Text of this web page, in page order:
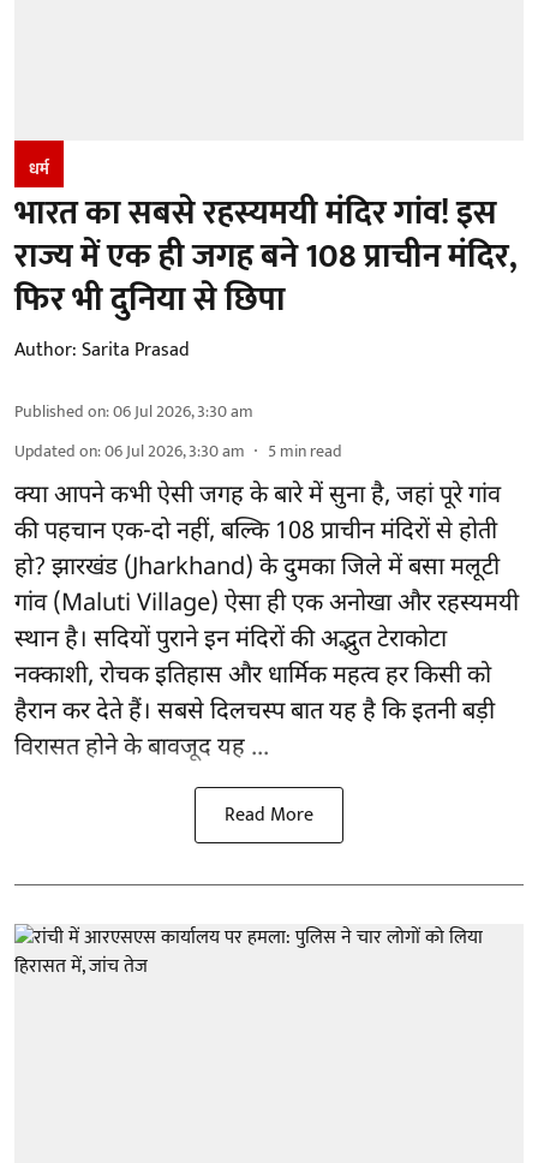
धर्म
भारत का सबसे रहस्यमयी मंदिर गांव! इस
राज्य में एक ही जगह बने 108 प्राचीन मंदिर,
फिर भी दुनिया से छिपा
Author:Sarita Prasad
Published on:06 Jul 2026, 3:30 am
Updated on:06 Jul 2026, 3:30 am 5min read
क्या आपने कभी ऐसी जगह के बारे में सुना है, जहां पूरे गांव
की पहचान एक-दो नहीं, बल्कि 108 प्राचीन मंदिरों से होती
हो? झारखंड (Jharkhand) के दुमका जिले में बसा मलूटी
गांव (Maluti Village) ऐसा ही एक अनोखा और रहस्यमयी
स्थान है। सदियों पुराने इन मंदिरों की अद्भुत टेराकोटा
नक्काशी, रोचक इतिहास और धार्मिक महत्व हर किसी को
हैरान कर देते हैं। सबसे दिलचस्प बात यह है कि इतनी बड़ी
विरासत होने के बावजूद यह ...
Read More